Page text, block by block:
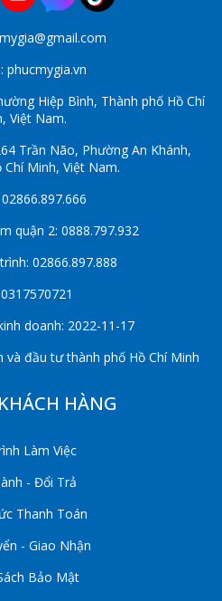
phucmygia.vn
Hiệp Bình, Thành phố Hồ Chí
Việt Nam.
Trần Não, Phường An Khánh,
Chí Minh, Việt Nam.
quận 2: 0888.797.932
02866.897.888
doanh: 2022-11-17
và đầu tư thành phố Hồ Chí Minh
HÀNG
Làm Việc
- Đổi Trả
Thanh Toán
- Giao Nhận
Bảo Mật